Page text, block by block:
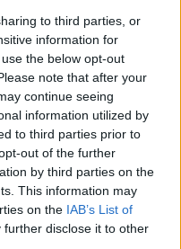
to third parties, or
information for
the below opt-out
note that after your
continue seeing
information utilized by
to third parties prior to
out of the further
by third parties on the
This information may
on the IAB’s List of
further disclose it to other